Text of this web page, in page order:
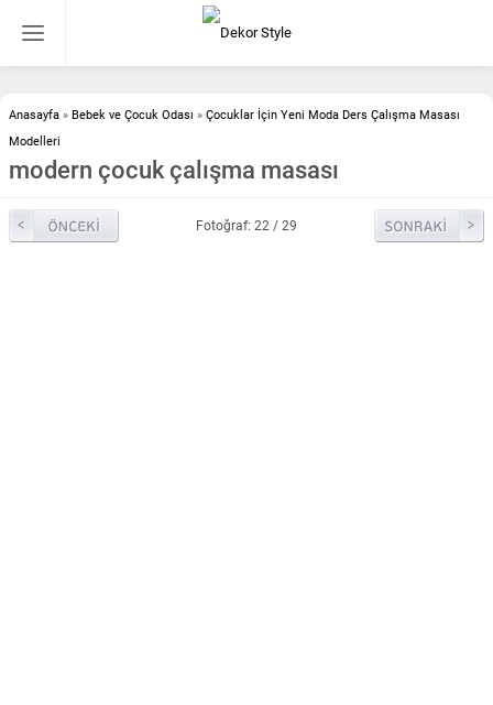
Anasayfa » Bebek ve Çocuk Odası » Çocuklar İçin Yeni Moda Ders Çalışma Masası
Modelleri
modern çocuk çalışma masası
Fotoğraf: 22 / 29